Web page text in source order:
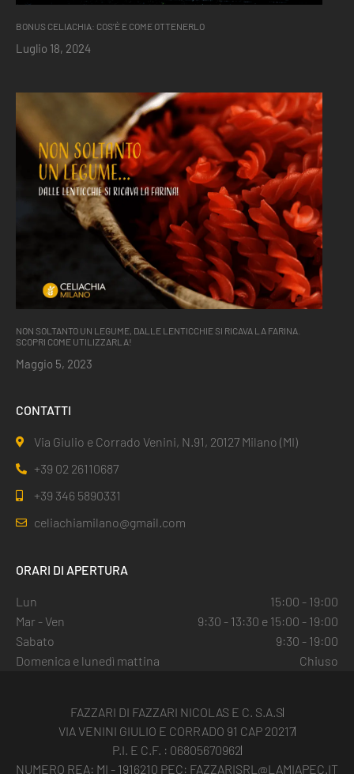
BONUS CELIACHIA: COS’È E COME OTTENERLO
Luglio 18, 2024
NON SOLTANTO UN LEGUME, DALLE LENTICCHIE SI RICAVA LA FARINA.
SCOPRI COME UTILIZZARLA!
Maggio 5, 2023
CONTATTI
Via Giulio e Corrado Venini, N.91, 20127 Milano (MI)
+39 02 26110687
+39 346 5890331
celiachiamilano@gmail.com
ORARI DI APERTURA
Lun
15:00 - 19:00
Mar - Ven
9:30 - 13:30 e 15:00 - 19:00
Sabato
9:30 - 19:00
Domenica e lunedì mattina
Chiuso
FAZZARI DI FAZZARI NICOLAS E C. S.A.S
VIA VENINI GIULIO E CORRADO 91 CAP 20217
P.I. E C.F. : 06805670962
NUMERO REA: MI - 1916210 PEC: FAZZARISRL@LAMIAPEC.IT